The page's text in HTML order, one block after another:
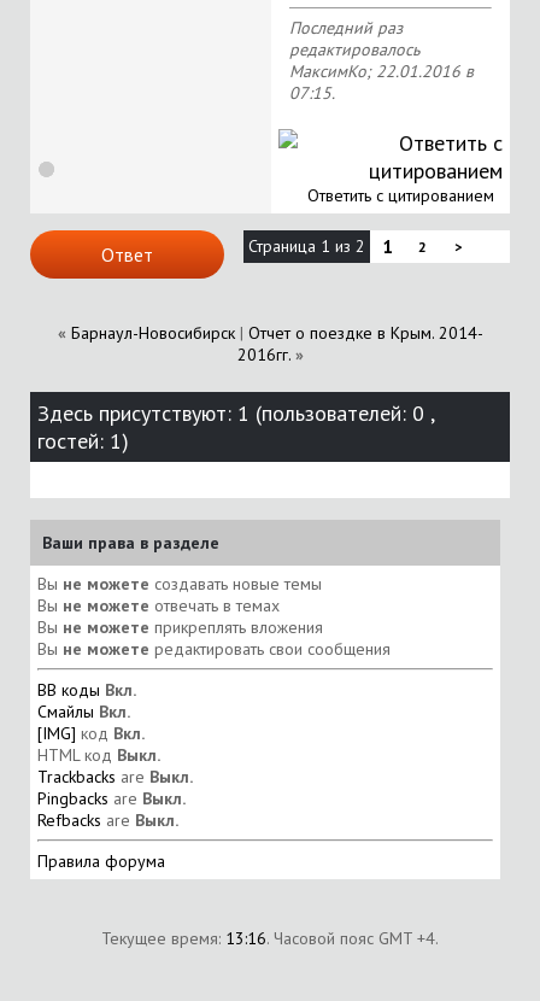
Последний раз
редактировалось
МаксимКо; 22.01.2016 в
07:15.
Ответить с цитированием
Ответ Страница 1 из 2 1 2 >
« Барнаул-Новосибирск| Отчет о поездке в Крым. 2014-
2016гг. »
Здесь присутствуют: 1 (пользователей: 0 ,
гостей: 1)
Ваши права в разделе
Вы не можете создавать новые темы
Вы не можете отвечать в темах
Вы не можете прикреплять вложения
Вы не можете редактировать свои сообщения
BB коды Вкл.
Смайлы Вкл.
[IMG] код Вкл.
HTML код Выкл.
Trackbacks are Выкл.
Pingbacks are Выкл.
Refbacks are Выкл.
Правила форума
Текущее время: 13:16. Часовой пояс GMT +4.